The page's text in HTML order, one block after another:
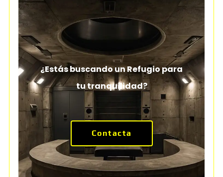
¿Estás buscando un Refugio para
tu tranquilidad?
Contacta